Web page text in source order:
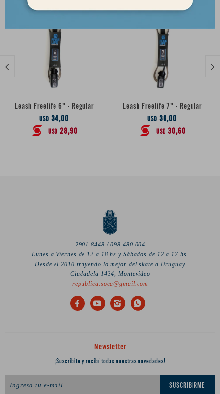
Leash Freelife 6" - Regular
USD 34,00
USD 28,90
Leash Freelife 7" - Regular
USD 36,00
USD 30,60
 
2901 8448 / 098 480 004
Lunes a Viernes de 12 a 18 hs y Sábados de 12 a 17 hs.
Desde el 2010 trayendo lo mejor del skate a Uruguay
Ciudadela 1434, Montevideo
republica.soca@gmail.com
   
Newsletter
¡Suscribite y recibí todas nuestras novedades!
SUSCRIBIRME